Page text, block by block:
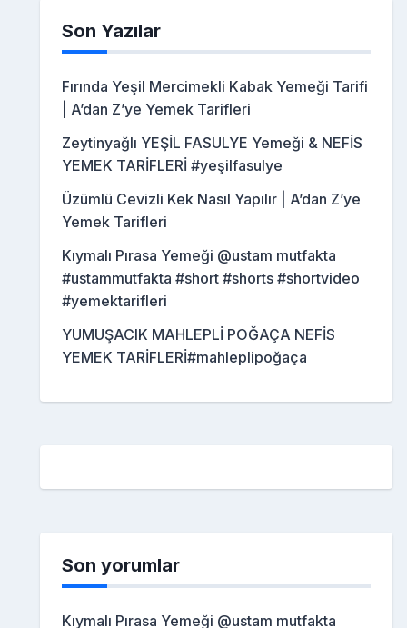
Son Yazılar
Fırında Yeşil Mercimekli Kabak Yemeği Tarifi
| A’dan Z’ye Yemek Tarifleri
Zeytinyağlı YEŞİL FASULYE Yemeği & NEFİS
YEMEK TARİFLERİ #yeşilfasulye
Üzümlü Cevizli Kek Nasıl Yapılır | A’dan Z’ye
Yemek Tarifleri
Kıymalı Pırasa Yemeği @ustam mutfakta
#ustammutfakta #short #shorts #shortvideo
#yemektarifleri
YUMUŞACIK MAHLEPLİ POĞAÇA NEFİS
YEMEK TARİFLERİ#mahleplipoğaça
Son yorumlar
Kıymalı Pırasa Yemeği @ustam mutfakta